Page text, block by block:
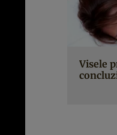
Visele